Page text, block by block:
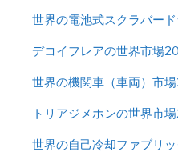
世界の電池式スクラバー
デコイフレアの世界市場
世界の機関車（車両）市
トリアジメホンの世界市
世界の自己冷却ファブリ